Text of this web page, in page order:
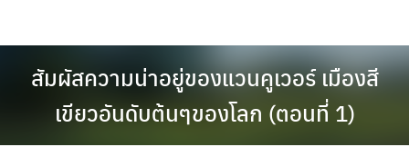
สัมผัสความน่าอยู่ของแวนคูเวอร์ เมืองสี
เขียวอันดับต้นๆของโลก (ตอนที่ 1)